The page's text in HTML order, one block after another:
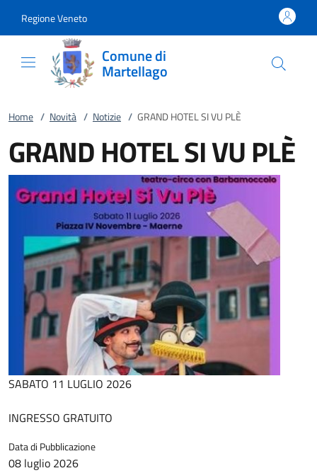
Regione Veneto
Comune di
Martellago
Home / Novità / Notizie / GRAND HOTEL SI VU PLÈ
GRAND HOTEL SI VU PLÈ
SABATO 11 LUGLIO 2026
INGRESSO GRATUITO
Data di Pubblicazione
08 luglio 2026